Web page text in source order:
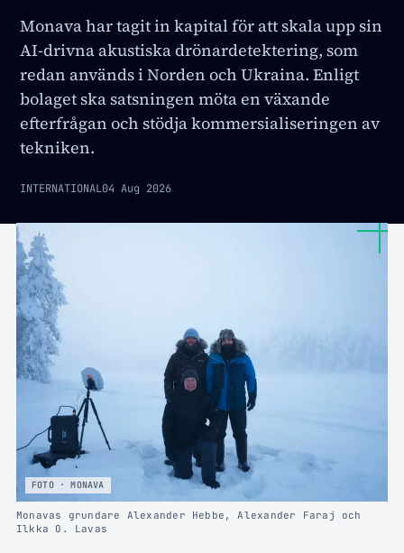
Monava har tagit in kapital för att skala upp sin
AI-drivna akustiska drönardetektering, som
redan används i Norden och Ukraina. Enligt
bolaget ska satsningen möta en växande
efterfrågan och stödja kommersialiseringen av
tekniken.
INTERNATIONAL04 Aug 2026
FOTO · MONAVA
Monavas grundare Alexander Hebbe, Alexander Faraj och
Ilkka O. Lavas